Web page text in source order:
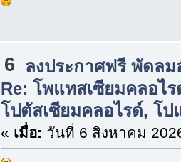
6
ลงประกาศฟรี พัดล
Re: โพแทสเซียมคลอไ
โปตัสเซียมคลอไรด์, โป
« เมื่อ: วันที่ 6 สิงหาคม